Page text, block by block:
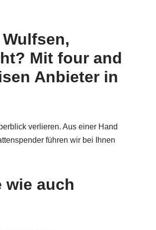
Mit four and
Anbieter in
verlieren. Aus einer Hand
führen wir bei Ihnen
wie auch